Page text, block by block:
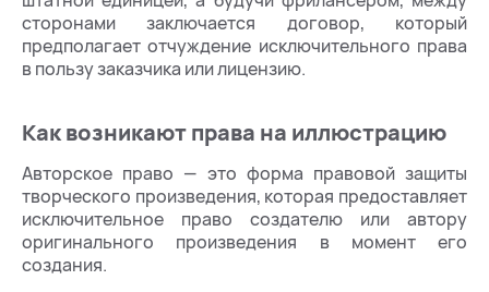
сторонами заключается договор, который
предполагает отчуждение исключительного права
в пользу заказчика или лицензию.
Как возникают права на иллюстрацию
Авторское право — это форма правовой защиты
творческого произведения, которая предоставляет
исключительное право создателю или автору
оригинального произведения в момент его
создания.